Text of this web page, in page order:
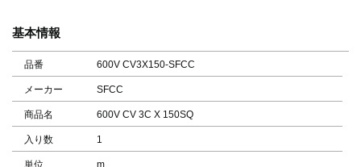
基本情報
品番 600V CV3X150-SFCC
メーカー SFCC
商品名 600V CV 3C X 150SQ
入り数 1
単位 m